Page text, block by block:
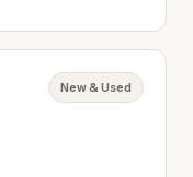
New & Used